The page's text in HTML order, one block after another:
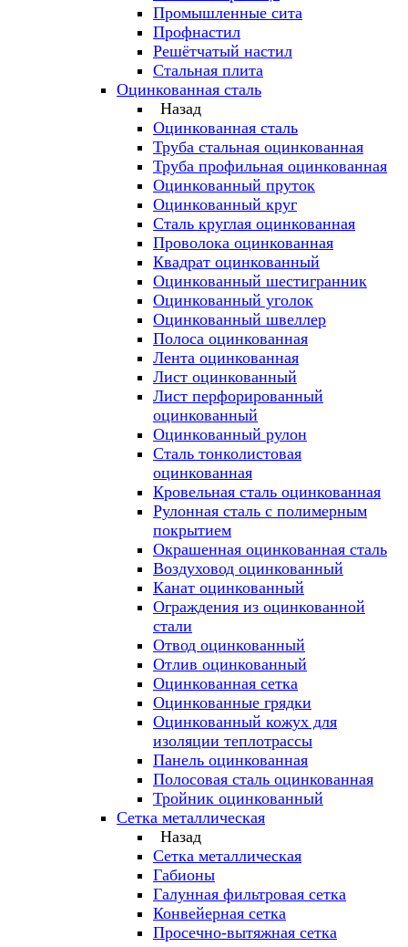
Промышленные сита
Профнастил
Решётчатый настил
Стальная плита
Оцинкованная сталь
Назад
Оцинкованная сталь
Труба стальная оцинкованная
Труба профильная оцинкованная
Оцинкованный пруток
Оцинкованный круг
Сталь круглая оцинкованная
Проволока оцинкованная
Квадрат оцинкованный
Оцинкованный шестигранник
Оцинкованный уголок
Оцинкованный швеллер
Полоса оцинкованная
Лента оцинкованная
Лист оцинкованный
Лист перфорированный
оцинкованный
Оцинкованный рулон
Сталь тонколистовая
оцинкованная
Кровельная сталь оцинкованная
Рулонная сталь с полимерным
покрытием
Окрашенная оцинкованная сталь
Воздуховод оцинкованный
Канат оцинкованный
Ограждения из оцинкованной
стали
Отвод оцинкованный
Отлив оцинкованный
Оцинкованная сетка
Оцинкованные грядки
Оцинкованный кожух для
изоляции теплотрассы
Панель оцинкованная
Полосовая сталь оцинкованная
Тройник оцинкованный
Сетка металлическая
Назад
Сетка металлическая
Габионы
Галунная фильтровая сетка
Конвейерная сетка
Просечно-вытяжная сетка